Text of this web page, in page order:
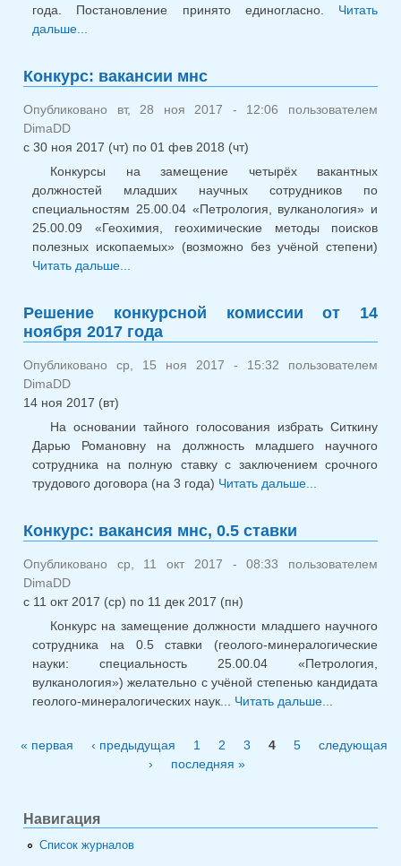
года. Постановление принято единогласно. Читать
дальше...
Конкурс: вакансии мнс
Опубликовано вт, 28 ноя 2017 - 12:06 пользователем
DimaDD
с 30 ноя 2017 (чт) по 01 фев 2018 (чт)
Конкурсы на замещение четырёх вакантных
должностей младших научных сотрудников по
специальностям 25.00.04 «Петрология, вулканология» и
25.00.09 «Геохимия, геохимические методы поисков
полезных ископаемых» (возможно без учёной степени)
Читать дальше...
Решение конкурсной комиссии от 14
ноября 2017 года
Опубликовано ср, 15 ноя 2017 - 15:32 пользователем
DimaDD
14 ноя 2017 (вт)
На основании тайного голосования избрать Ситкину
Дарью Романовну на должность младшего научного
сотрудника на полную ставку с заключением срочного
трудового договора (на 3 года) Читать дальше...
14 ноября
Конкурс: вакансия мнс, 0.5 ставки
Опубликовано ср, 11 окт 2017 - 08:33 пользователем
DimaDD
с 11 окт 2017 (ср) по 11 дек 2017 (пн)
Конкурс на замещение должности младшего научного
сотрудника на 0.5 ставки (геолого-минералогические
науки: специальность 25.00.04 «Петрология,
вулканология») желательно с учёной степенью кандидата
геолого-минералогических наук... Читать дальше...
Страницы
« первая ‹ предыдущая 1 2 3 4 5
следующая
›
последняя »
Навигация
Список журналов